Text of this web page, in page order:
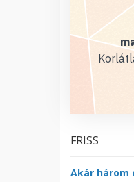
FRISS
Akár három